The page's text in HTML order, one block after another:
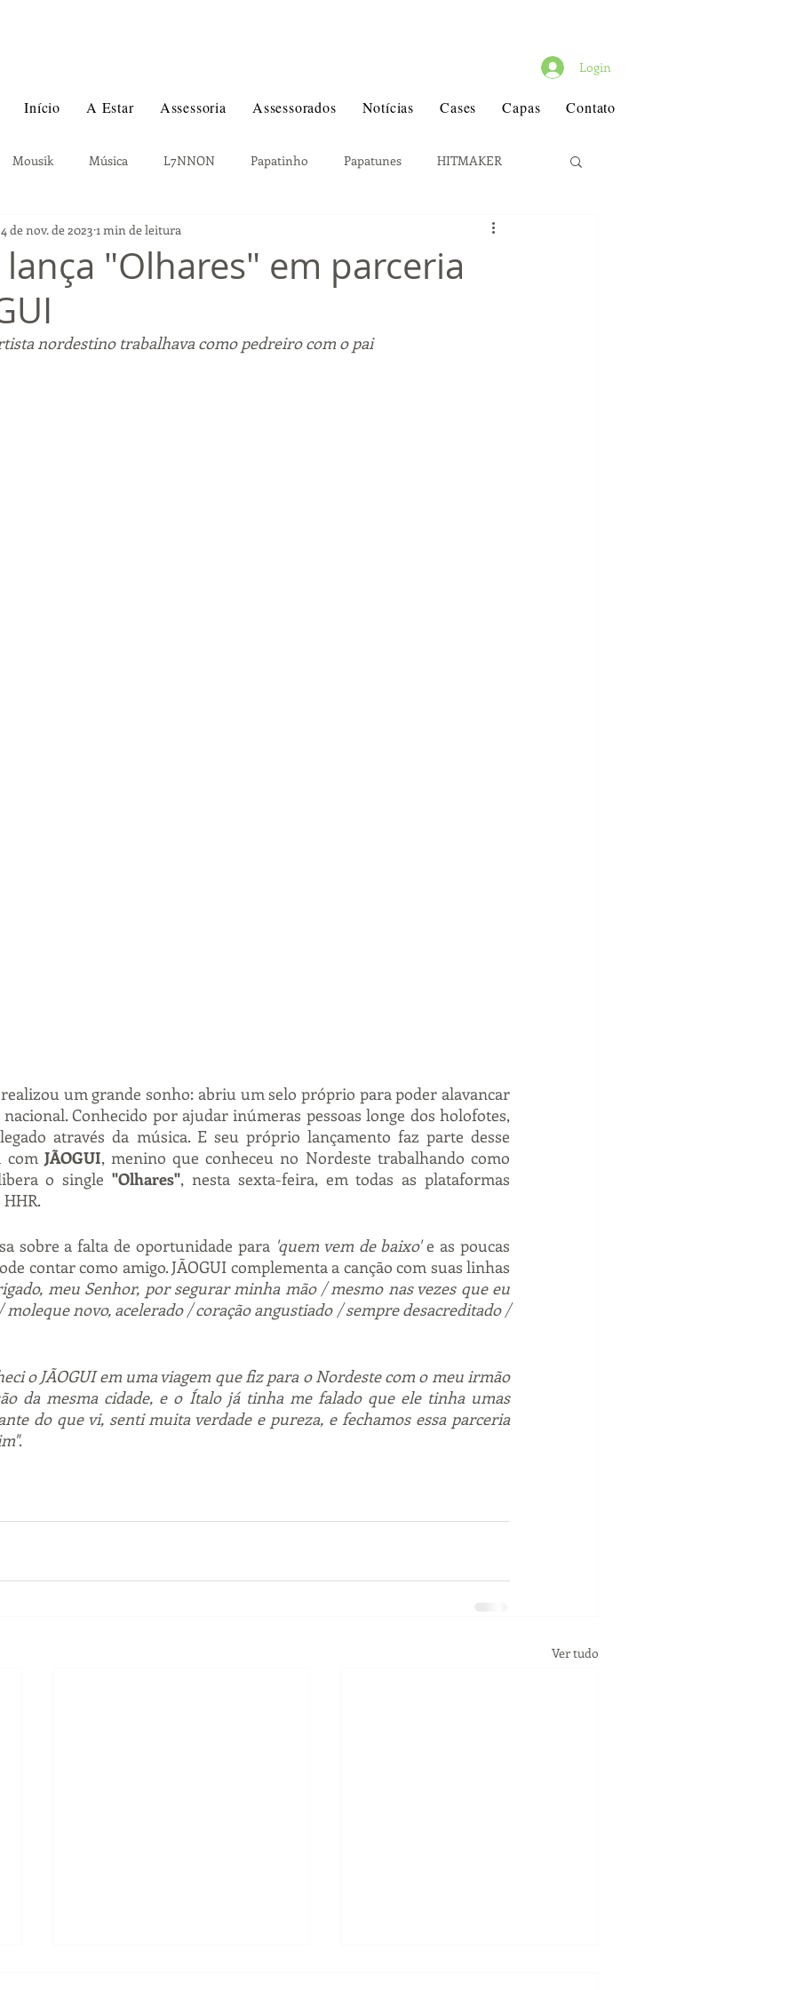
Login
Início A Estar Assessoria Assessorados Notícias Cases Capas Contato
Mousik Música L7NNON Papatinho Papatunes HITMAKER
Projota Real Records
Hariel
lança "Olhares" em parceria
de nov. de 2023 1 min de leitura
nordestino trabalhava como pedreiro com o pai
um grande sonho: abriu um selo próprio para poder alavancar
Conhecido por ajudar inúmeras pessoas longe dos holofotes,
através da música. E seu próprio lançamento faz parte desse
com JÃOGUI, menino que conheceu no Nordeste trabalhando como
o single "Olhares", nesta sexta-feira, em todas as plataformas
sobre a falta de oportunidade para 'quem vem de baixo' e as poucas
contar como amigo. JÃOGUI complementa a canção com suas linhas
meu Senhor, por segurar minha mão / mesmo nas vezes que eu
novo, acelerado / coração angustiado / sempre desacreditado /
o JÃOGUI em uma viagem que fiz para o Nordeste com o meu irmão
da mesma cidade, e o Ítalo já tinha me falado que ele tinha umas
do que vi, senti muita verdade e pureza, e fechamos essa parceria
.
Ver tudo